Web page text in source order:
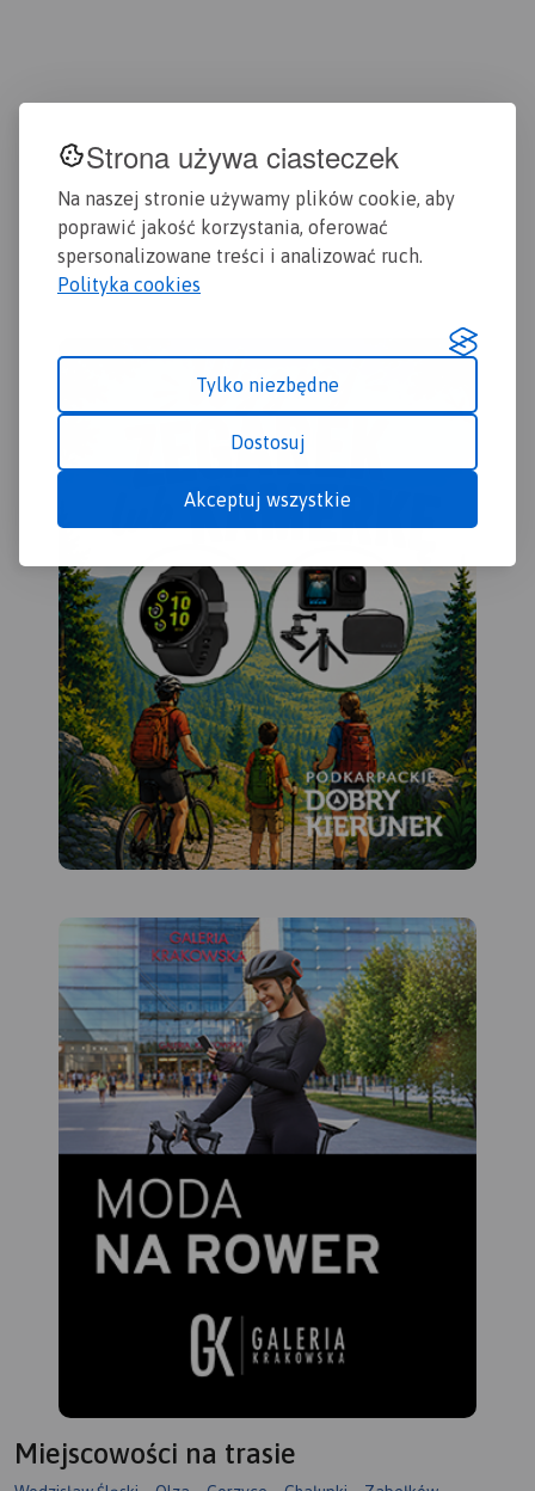
Strona używa ciasteczek
Na naszej stronie używamy plików cookie, aby
poprawić jakość korzystania, oferować
spersonalizowane treści i analizować ruch.
Polityka cookies
Tylko niezbędne
Dostosuj
Akceptuj wszystkie
rowerowych i
kilometrażem.
Miejscowości na trasie